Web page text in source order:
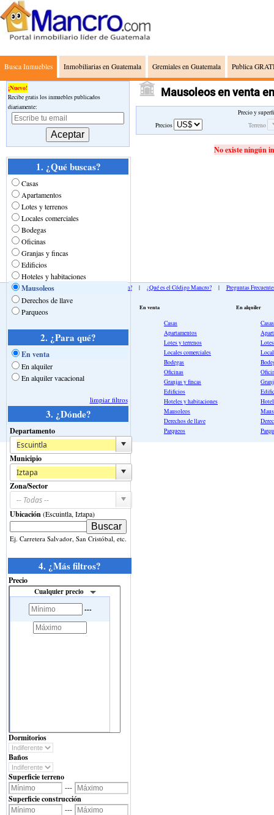
Busca Inmuebles Inmobiliarias en Guatemala Gremiales en Guatemala Publica
Mausoleos en venta
Precio y
Precios
Terreno
No existe ningún
¡Nuevo!
Recibe gratis los inmuebles publicados
diariamente:
1. ¿Qué buscas?
Casas
Apartamentos
Lotes y terrenos
Locales comerciales
Bodegas
Oficinas
Granjas y fincas
Edificios
Hoteles y habitaciones
Mausoleos
Derechos de llave
Parqueos
2. ¿Para qué?
En venta
En alquiler
En alquiler vacacional
limpiar filtros
3. ¿Dónde?
Departamento
Municipio
Zona/Sector
Ubicación(Escuintla, Iztapa)
Ej. Carretera Salvador, San Cristóbal, etc.
4. ¿Más filtros?
Precio
Cualquier precio
---
Dormitorios
Baños
Superficie terreno
---
Superficie construcción
---
¿Qué es Mancro.com?| ¿Qué es el Código Mancro?| Preguntas
En venta
Casas
Apartamentos
Lotes y terrenos
Locales comerciales
Bodegas
Oficinas
Granjas y fincas
Edificios
Hoteles y habitaciones
Mausoleos
Derechos de llave
Parqueos
En alquiler
Casas